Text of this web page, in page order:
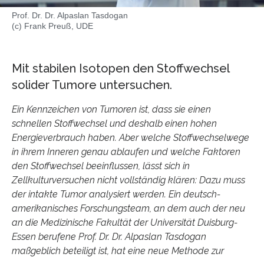
Prof. Dr. Dr. Alpaslan Tasdogan
(c) Frank Preuß, UDE
Mit stabilen Isotopen den Stoffwechsel
solider Tumore untersuchen.
Ein Kennzeichen von Tumoren ist, dass sie einen
schnellen Stoffwechsel und deshalb einen hohen
Energieverbrauch haben. Aber welche Stoffwechselwege
in ihrem Inneren genau ablaufen und welche Faktoren
den Stoffwechsel beeinflussen, lässt sich in
Zellkulturversuchen nicht vollständig klären: Dazu muss
der intakte Tumor analysiert werden. Ein deutsch-
amerikanisches Forschungsteam, an dem auch der neu
an die Medizinische Fakultät der Universität Duisburg-
Essen berufene Prof. Dr. Dr. Alpaslan Tasdogan
maßgeblich beteiligt ist, hat eine neue Methode zur